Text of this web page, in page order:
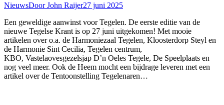
NieuwsDoorJohn Raijer27 juni 2025
Een geweldige aanwinst voor Tegelen. De eerste editie van de
nieuwe Tegelse Krant is op 27 juni uitgekomen! Met mooie
artikelen over o.a. de Harmoniezaal Tegelen, Kloosterdorp Steyl en
de Harmonie Sint Cecilia, Tegelen centrum,
KBO, Vastelaovesgezelsjap D’n Oeles Tegele, De Speelplaats en
nog veel meer. Ook de Heem mocht een bijdrage leveren met een
artikel over de Tentoonstelling Tegelenaren…